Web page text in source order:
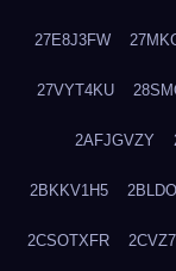
27E8J3FW
27VYT4KU
2AFJGVZY
2BKKV1H5
2CSOTXFR